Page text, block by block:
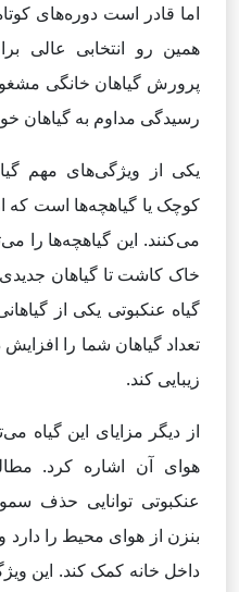
اما قادر است دوره‌های
همین رو انتخابی عالی
پرورش گیاهان خانگی
رسیدگی مداوم به گیاهان
یکی از ویژگی‌های مهم
کوچک یا گیاهچه‌ها است که
می‌کنند. این گیاهچه‌ها را
خاک کاشت تا گیاهان جدیدی
گیاه عنکبوتی یکی از
تعداد گیاهان شما را
زیبایی کند.
از دیگر مزایای این گیاه
هوای آن اشاره کرد.
عنکبوتی توانایی حذف
بنزن از هوای محیط را دارد
داخل خانه کمک کند. این